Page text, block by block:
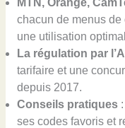
chacun de menus
une utilisation
La régulation par
tarifaire et une
depuis 2017.
Conseils pratiques:
ses codes favoris et